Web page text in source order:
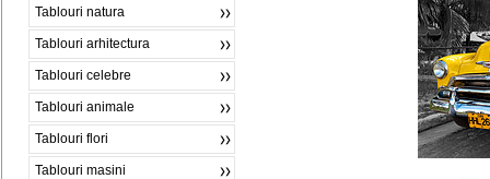
Tablouri natura
Tablouri arhitectura
Tablouri celebre
Tablouri animale
Tablouri flori
Tablouri masini